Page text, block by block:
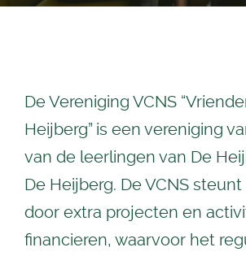
De Vereniging VCNS
Heijberg” is een vereniging
van de leerlingen van De
De Heijberg. De VCNS
door extra projecten en
financieren, waarvoor het